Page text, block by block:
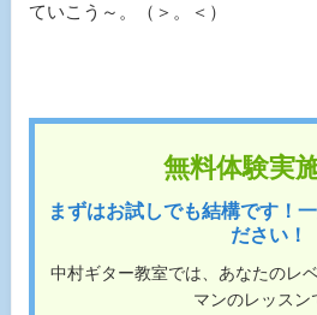
ていこう～。（＞。＜）
無料体験実
まずはお試しでも結構です！
ださい！
中村ギター教室では、あなたのレ
マンのレッスン